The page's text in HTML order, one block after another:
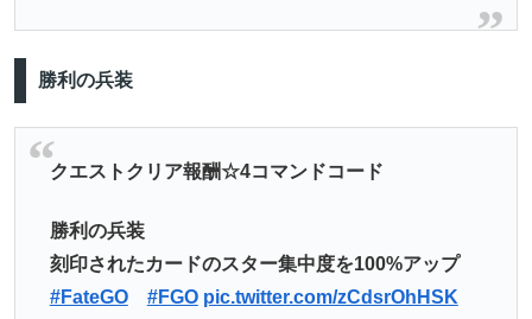
勝利の兵装
クエストクリア報酬☆4コマンドコード
勝利の兵装
刻印されたカードのスター集中度を100%アップ
#FateGO
#FGO pic.twitter.com/zCdsrOhHSK